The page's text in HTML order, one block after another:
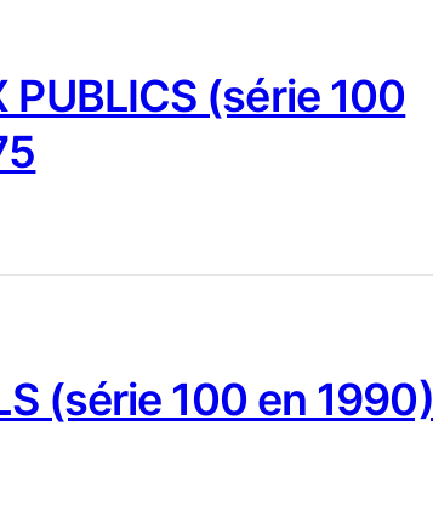
PUBLICS (série 100
(série 100 en 1990)